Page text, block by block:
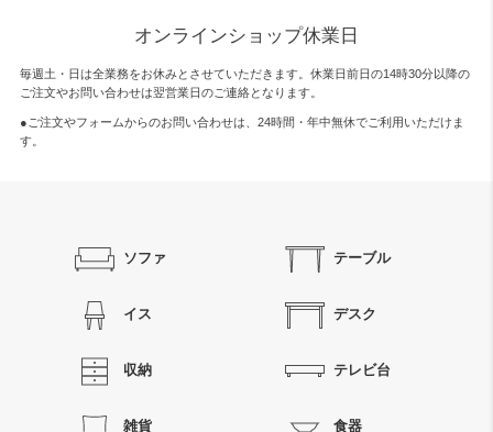
オンラインショップ休業日
毎週土・日は全業務をお休みとさせていただきます。休業日前日の14時30分以降の
ご注文やお問い合わせは翌営業日のご連絡となります。
●ご注文やフォームからのお問い合わせは、 24時間・年中無休でご利用いただけま
す。
ソファ テーブル
イス デスク
収納 テレビ台
雑貨 食器